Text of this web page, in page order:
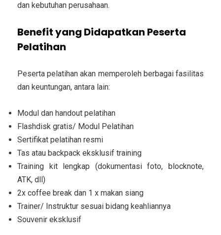
dan kebutuhan perusahaan.
Benefit yang Didapatkan Peserta
Pelatihan
Peserta pelatihan akan memperoleh berbagai fasilitas
dan keuntungan, antara lain:
Modul dan handout pelatihan
Flashdisk gratis/ Modul Pelatihan
Sertifikat pelatihan resmi
Tas atau backpack eksklusif training
Training kit lengkap (dokumentasi foto, blocknote,
ATK, dll)
2x coffee break dan 1 x makan siang
Trainer/ Instruktur sesuai bidang keahliannya
Souvenir eksklusif